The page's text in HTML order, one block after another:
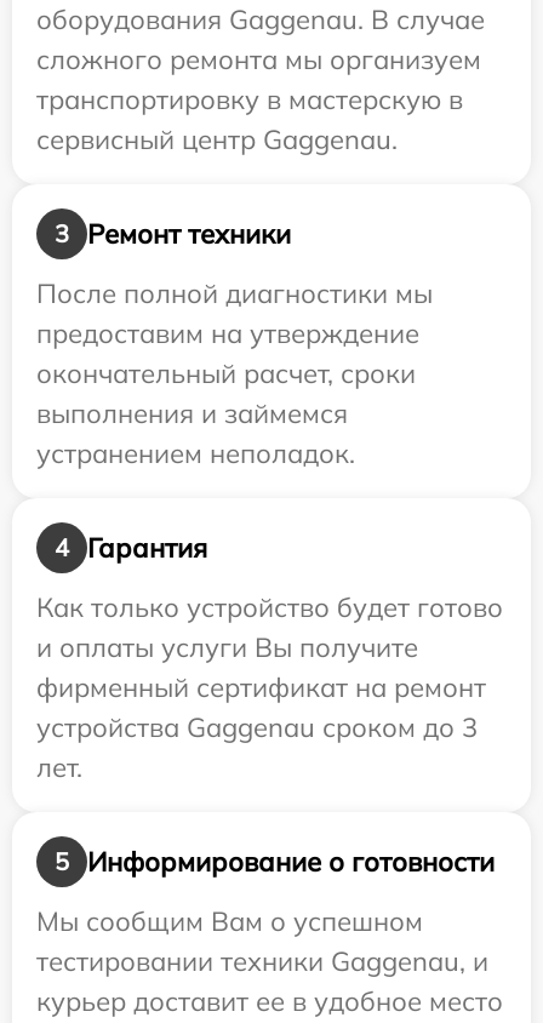
оборудования Gaggenau. В случае
сложного ремонта мы организуем
транспортировку в мастерскую в
сервисный центр Gaggenau.
3
Ремонт техники
После полной диагностики мы
предоставим на утверждение
окончательный расчет, сроки
выполнения и займемся
устранением неполадок.
4
Гарантия
Как только устройство будет готово
и оплаты услуги Вы получите
фирменный сертификат на ремонт
устройства Gaggenau сроком до 3
лет.
5
Информирование о готовности
Мы сообщим Вам о успешном
тестировании техники Gaggenau, и
курьер доставит ее в удобное место